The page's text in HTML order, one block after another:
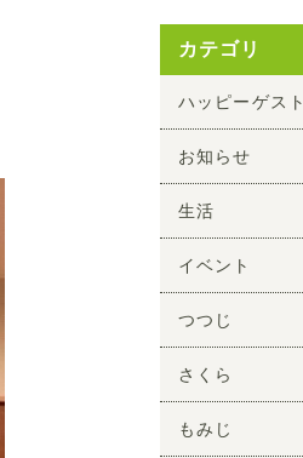
カテゴリ
ハッピーゲスト
お知らせ
生活
イベント
つつじ
さくら
もみじ